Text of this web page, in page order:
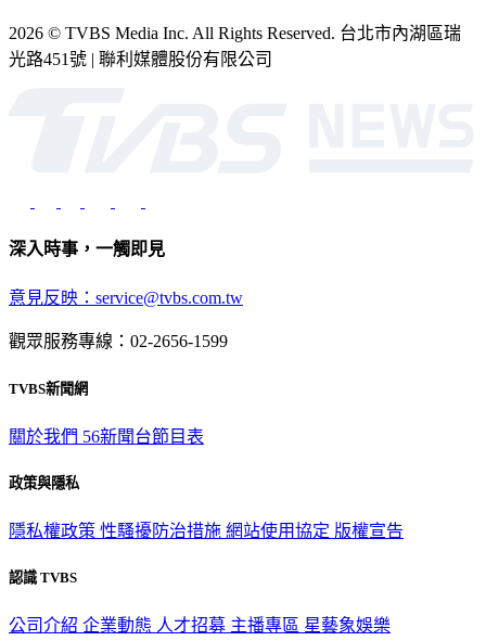
2026 © TVBS Media Inc. All Rights Reserved. 台北市內湖區瑞
光路451號 | 聯利媒體股份有限公司
深入時事，一觸即見
意見反映：service@tvbs.com.tw
觀眾服務專線：02-2656-1599
TVBS新聞網
關於我們 56新聞台節目表
政策與隱私
隱私權政策 性騷擾防治措施 網站使用協定 版權宣告
認識 TVBS
公司介紹 企業動態 人才招募 主播專區 星藝象娛樂